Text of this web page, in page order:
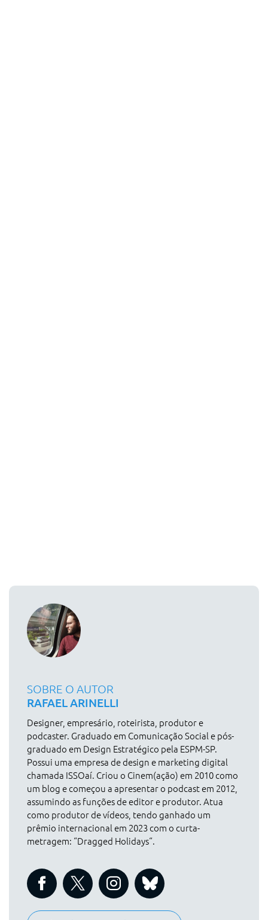
SOBRE O AUTOR
RAFAEL ARINELLI
Designer, empresário, roteirista, produtor e
podcaster. Graduado em Comunicação Social e pós-
graduado em Design Estratégico pela ESPM-SP.
Possui uma empresa de design e marketing digital
chamada ISSOaí. Criou o Cinem(ação) em 2010 como
um blog e começou a apresentar o podcast em 2012,
assumindo as funções de editor e produtor. Atua
como produtor de vídeos, tendo ganhado um
prêmio internacional em 2023 com o curta-
metragem: “Dragged Holidays“.